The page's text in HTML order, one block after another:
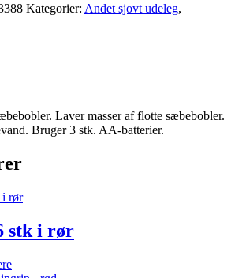
Kategorier: Andet sjovt udeleg,
Laver masser af flotte sæbebobler.
Bruger 3 stk. AA-batterier.
stk i rør